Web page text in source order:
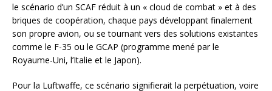
le scénario d’un SCAF réduit à un « cloud de combat » et à des
briques de coopération, chaque pays développant finalement
son propre avion, ou se tournant vers des solutions existantes
comme le F-35 ou le GCAP (programme mené par le
Royaume-Uni, l’Italie et le Japon).
Pour la Luftwaffe, ce scénario signifierait la perpétuation, voire